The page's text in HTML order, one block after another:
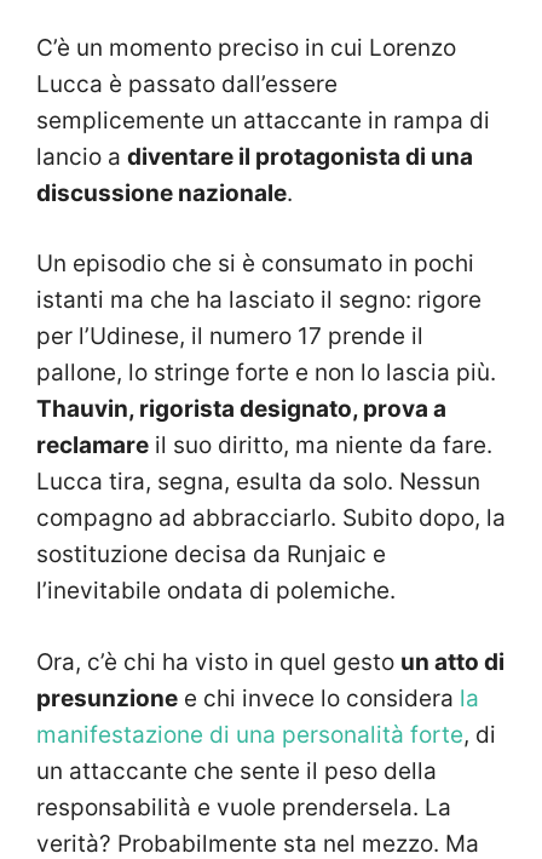
C’è un momento preciso in cui Lorenzo
Lucca è passato dall’essere
semplicemente un attaccante in rampa di
lancio a diventare il protagonista di una
discussione nazionale.
Un episodio che si è consumato in pochi
istanti ma che ha lasciato il segno: rigore
per l’Udinese, il numero 17 prende il
pallone, lo stringe forte e non lo lascia più.
Thauvin, rigorista designato, prova a
reclamare il suo diritto, ma niente da fare.
Lucca tira, segna, esulta da solo. Nessun
compagno ad abbracciarlo. Subito dopo, la
sostituzione decisa da Runjaic e
l’inevitabile ondata di polemiche.
Ora, c’è chi ha visto in quel gesto un atto di
presunzione e chi invece lo considera la
manifestazione di una personalità forte, di
un attaccante che sente il peso della
responsabilità e vuole prendersela. La
verità? Probabilmente sta nel mezzo. Ma